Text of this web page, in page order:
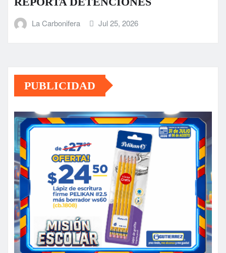
La Carbonifera Jul 25, 2026
PUBLICIDAD